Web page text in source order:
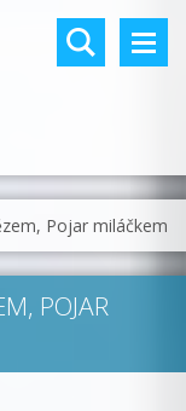
Pojar miláčkem
POJAR